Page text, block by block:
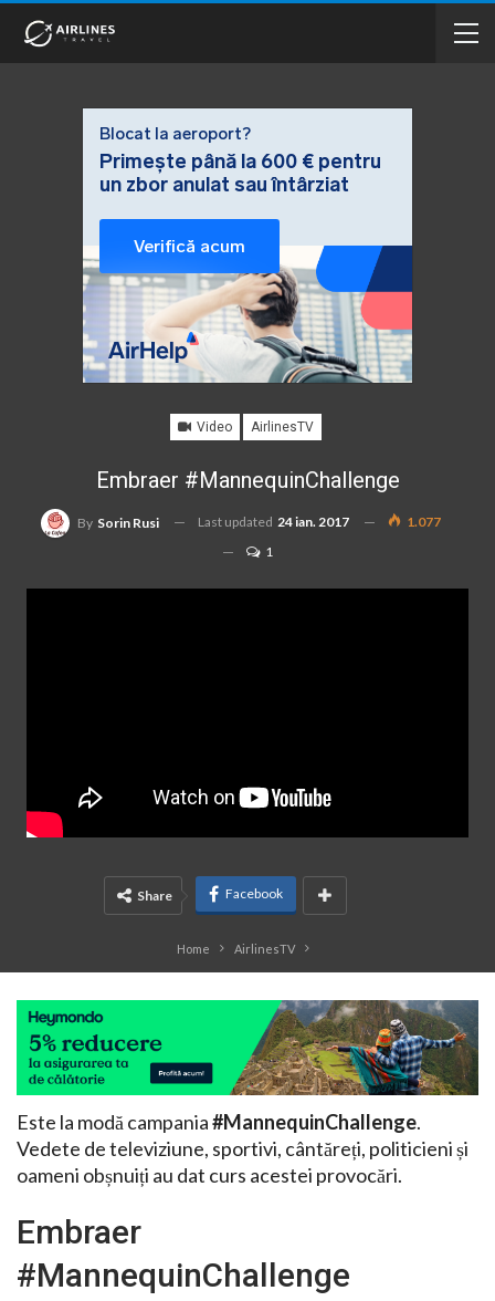
Video AirlinesTV
Embraer #MannequinChallenge
By Sorin Rusi Last updated 24 ian. 2017
1.077
1
Share Facebook
Home AirlinesTV
Este la modă campania#MannequinChallenge.
Vedete de televiziune, sportivi, cântăreți, politicieni și
oameni obșnuiți au dat curs acestei provocări.
Embraer
#MannequinChallenge